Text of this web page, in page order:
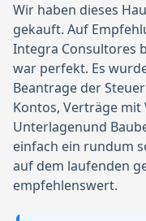
Wir haben dieses
gekauft. Auf
Integra Consultores
war perfekt. Es
Beantrage der
Kontos, Verträge mit
Unterlagenund
einfach ein rundum
auf dem laufenden
empfehlenswert.